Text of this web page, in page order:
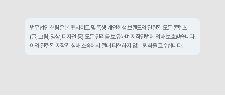
법무법인 현림은 본 웹사이트 및 똑생 개인회생 브랜드와 관련된 모든 콘텐츠
(글, 그림, 영상, 디자인 등) 모든 권리를 보유하며 저작권법에 의해 보호받습니다.
이와 관련된 저작권 침해 소송에서 절대 타협하지 않는 원칙을 고수합니다.